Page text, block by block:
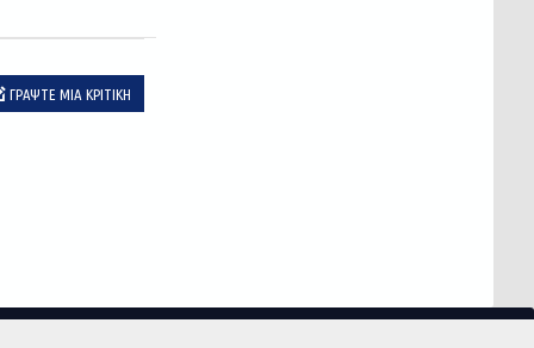
ΓΡΆΨΤΕ ΜΙΑ ΚΡΙΤΙΚΉ